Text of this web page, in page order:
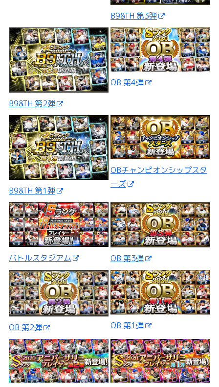
B9&TH 第3弾
B9&TH 第2弾
OB 第4弾
B9&TH 第1弾
OBチャンピオンシップスタ
ーズ
バトルスタジアム OB 第3弾
OB 第2弾 OB 第1弾